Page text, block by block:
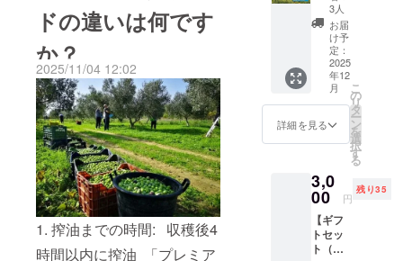
より、昨年よりも長く続き
ました。収穫はすでに終了
しておりますが、生産は現
在も続いております。サプ
ライヤーによると、生産は
今週中に完了する見込みと
のことです。生産が完了し
ましたら、改めてご報告い
たします。引き続きご支援
のほど、よろしくお願いい
ドの違いは何です
か？
2025/11/04 12:02
1. 搾油までの時間: 収穫後4
時間以内に搾油 「プレミア
オリーブオ
イルは、単
なる調味料
ではありま
せん。トル
コでは「命
れるほど、
健康の源と
して古くか
ら親しまれ
てきまし
私たち
の歩み
におけ
る真の
仲間と
なるこ
とを意
味しま
す。 最
EVOO
を、日
本のよ
り多く
の人々
に届け
ジ】 感
謝の気
持ちを
込め
て、お
礼の
メッ
セージ
をお送
りしま
す。
は応援
した
い！」
という
お気持
ちを形
3人
お届
け予
定：
2025
年12
月
詳細を見る
こ
の
リ
タ
ー
ン
を
選
択
す
る
3,0
00 円
残り35
【ギフ
トセッ
ト（フ